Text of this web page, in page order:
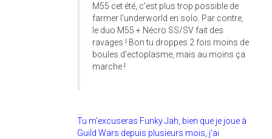
M55 cet été, c'est plus trop possible de
farmer l'underworld en solo. Par contre,
le duo M55 + Nécro SS/SV fait des
ravages ! Bon tu droppes 2 fois moins de
boules d'ectoplasme, mais au moins ça
marche !
Tu m'excuseras Funky Jah, bien que je joue à
Guild Wars depuis plusieurs mois, j'ai